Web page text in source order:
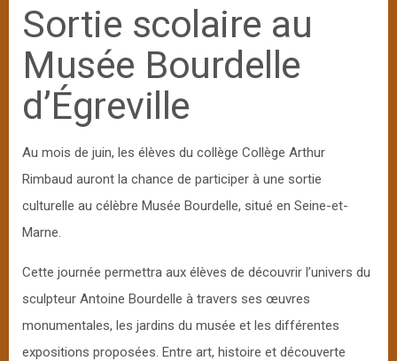
Sortie scolaire au
Musée Bourdelle
d’Égreville
Au mois de juin, les élèves du collège Collège Arthur
Rimbaud auront la chance de participer à une sortie
culturelle au célèbre Musée Bourdelle, situé en Seine-et-
Marne.
Cette journée permettra aux élèves de découvrir l’univers du
sculpteur Antoine Bourdelle à travers ses œuvres
monumentales, les jardins du musée et les différentes
expositions proposées. Entre art, histoire et découverte